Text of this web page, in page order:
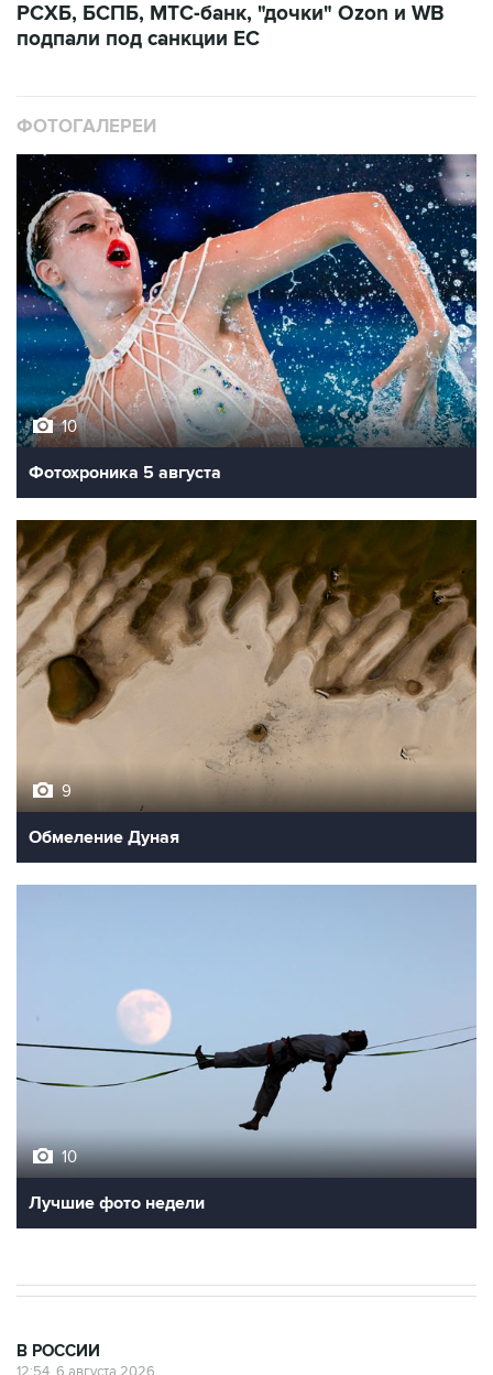
РСХБ, БСПБ, МТС-банк, "дочки" Ozon и WB
подпали под санкции ЕС
ФОТОГАЛЕРЕИ
10
Фотохроника 5 августа
9
Обмеление Дуная
10
Лучшие фото недели
В РОССИИ